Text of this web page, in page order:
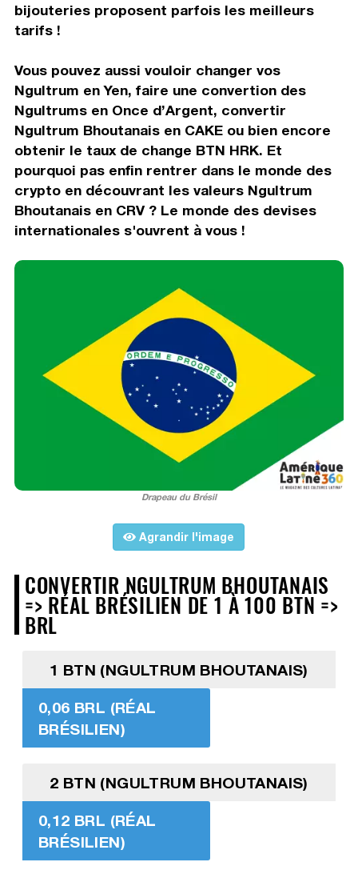
bijouteries proposent parfois les meilleurs
tarifs !
Vous pouvez aussi vouloir changer vos
Ngultrum en Yen, faire une convertion des
Ngultrums en Once d’Argent, convertir
Ngultrum Bhoutanais en CAKE ou bien encore
obtenir le taux de change BTN HRK. Et
pourquoi pas enfin rentrer dans le monde des
crypto en découvrant les valeurs Ngultrum
Bhoutanais en CRV ? Le monde des devises
internationales s'ouvrent à vous !
Drapeau du Brésil
Agrandir l'image
CONVERTIR NGULTRUM BHOUTANAIS
=> RÉAL BRÉSILIEN DE 1 À 100 BTN =>
BRL
1 BTN (NGULTRUM BHOUTANAIS)
0,06 BRL (RÉAL
BRÉSILIEN)
2 BTN (NGULTRUM BHOUTANAIS)
0,12 BRL (RÉAL
BRÉSILIEN)